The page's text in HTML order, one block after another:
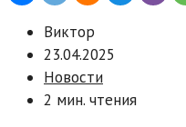
Виктор
23.04.2025
Новости
2 мин. чтения